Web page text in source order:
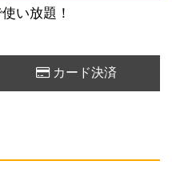
い放題！
カード決済